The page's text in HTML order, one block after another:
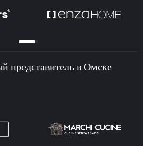
представитель в Омске